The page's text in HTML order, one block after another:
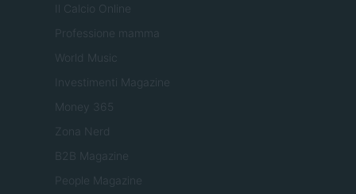
Il Calcio Online
Professione mamma
World Music
Investimenti Magazine
Money 365
Zona Nerd
B2B Magazine
People Magazine